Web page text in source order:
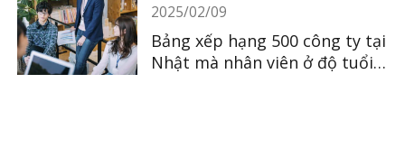
2025/02/09
Bảng xếp hạng 500 công ty tại
Nhật mà nhân viên ở độ tuổi